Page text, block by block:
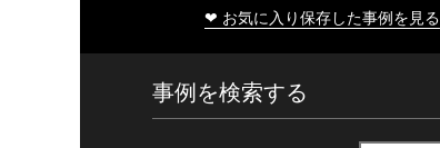
❤ お気に入り保存した事例を見る
事例を検索する